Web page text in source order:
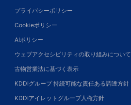
プライバシーポリシー
Cookieポリシー
AIポリシー
ウェブアクセシビリティの取り組みについて
古物営業法に基づく表示
KDDIグループ 持続可能な責任ある調達方針
KDDIアイレットグループ人権方針